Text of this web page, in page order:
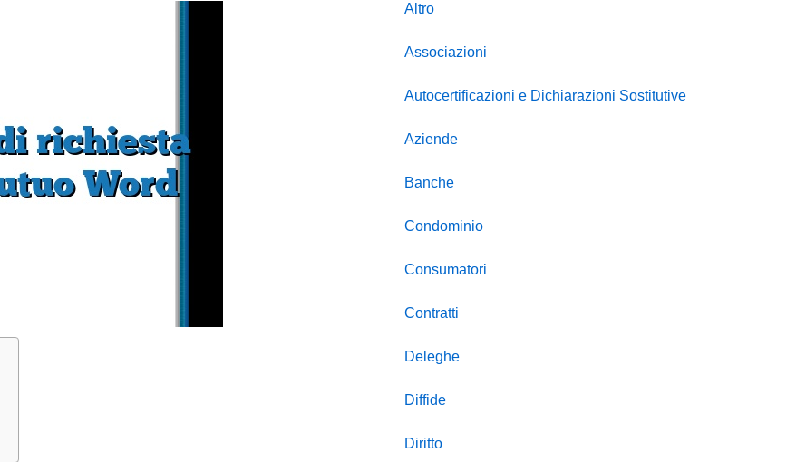
Altro
Associazioni
Autocertificazioni e Dichiarazioni Sostitutive
Aziende
Banche
Condominio
Consumatori
Contratti
Deleghe
Diffide
Diritto